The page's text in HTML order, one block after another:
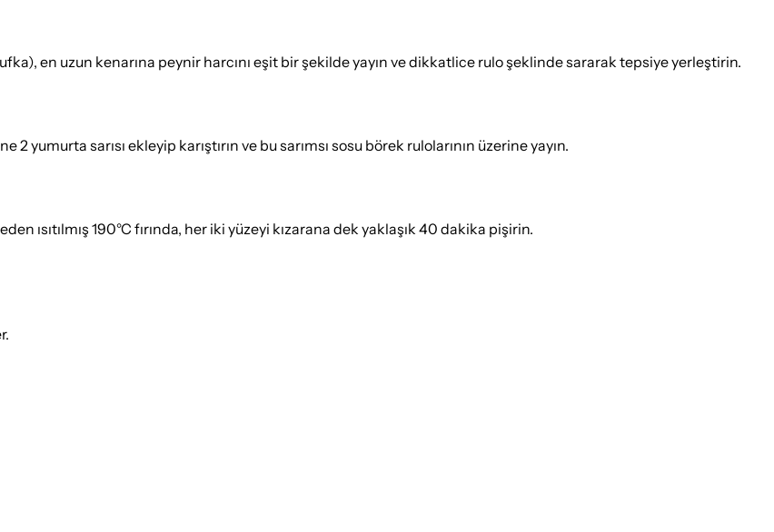
en uzun kenarına peynir harcını eşit bir şekilde yayın ve dikkatlice rulo şeklinde sararak tepsiye yerleştirin.
sarısı ekleyip karıştırın ve bu sarımsı sosu börek rulolarının üzerine yayın.
ısıtılmış 190°C fırında, her iki yüzeyi kızarana dek yaklaşık 40 dakika pişirin.